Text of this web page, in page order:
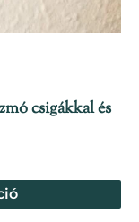
csigákkal és